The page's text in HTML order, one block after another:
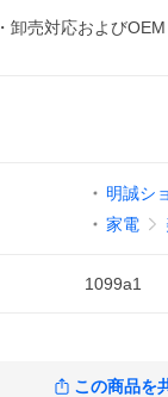
売対応および
明誠シ
家電
1099a1
この商品を